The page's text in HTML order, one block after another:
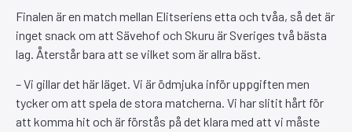
Finalen är en match mellan Elitseriens etta och tvåa, så det är
inget snack om att Sävehof och Skuru är Sveriges två bästa
lag. Återstår bara att se vilket som är allra bäst.
– Vi gillar det här läget. Vi är ödmjuka inför uppgiften men
tycker om att spela de stora matcherna. Vi har slitit hårt för
att komma hit och är förstås på det klara med att vi måste